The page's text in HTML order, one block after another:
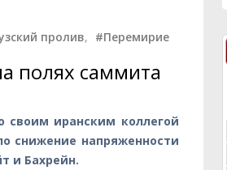
пролив, #Перемирие
полях саммита
своим иранским коллегой
снижение напряженности
и Бахрейн.